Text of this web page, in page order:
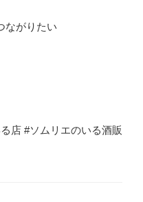
ながりたい
店 #ソムリエのいる酒販